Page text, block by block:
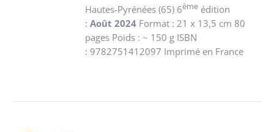
Hautes-Pyrénées (65) 6ème édition
: Août 2024 Format : 21 x 13,5 cm 80
pages Poids : ~ 150 g ISBN
: 9782751412097 Imprimé en France